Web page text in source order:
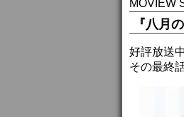
MOVIEW
『八月
好評放送
その最終